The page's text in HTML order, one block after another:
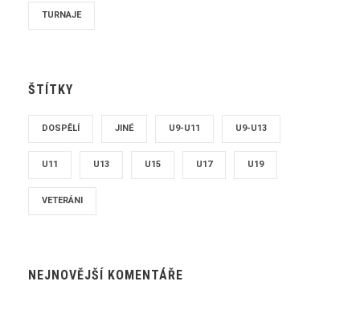
TURNAJE
ŠTÍTKY
DOSPĚLÍ JINÉ U9-U11 U9-U13
U11 U13 U15 U17 U19
VETERÁNI
NEJNOVĚJŠÍ KOMENTÁŘE